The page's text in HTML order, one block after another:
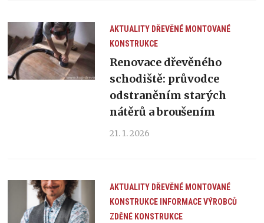
AKTUALITY DŘEVĚNÉ MONTOVANÉ
KONSTRUKCE
Renovace dřevěného
schodiště: průvodce
odstraněním starých
nátěrů a broušením
21. 1. 2026
AKTUALITY DŘEVĚNÉ MONTOVANÉ
KONSTRUKCE INFORMACE VÝROBCŮ
ZDĚNÉ KONSTRUKCE